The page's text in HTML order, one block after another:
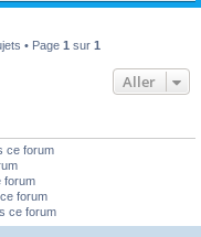
• Page 1 sur 1
Aller
ce forum
forum
forum
ce forum